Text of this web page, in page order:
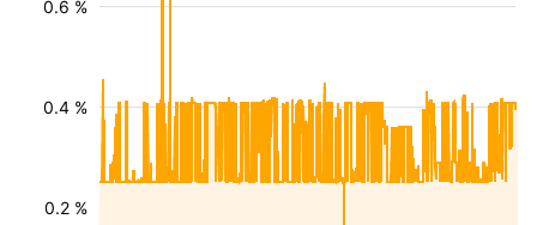
0.2 %
0.4 %
0.6 %